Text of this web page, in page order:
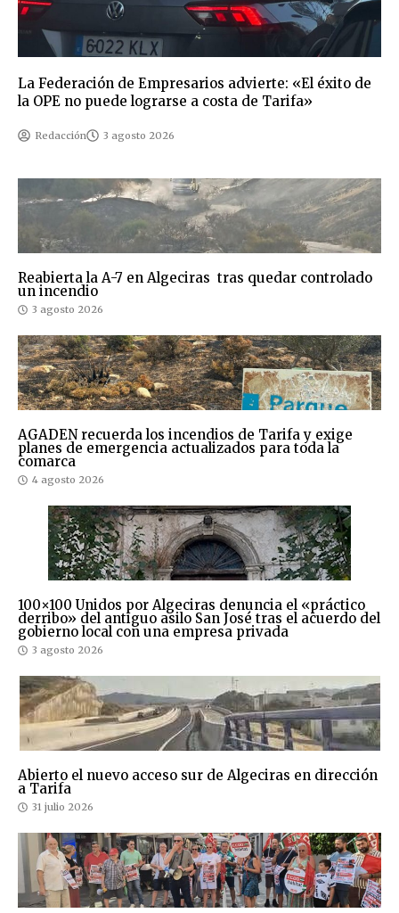
La Federación de Empresarios advierte: «El éxito de
la OPE no puede lograrse a costa de Tarifa»
Redacción 3 agosto 2026
Reabierta la A-7 en Algeciras tras quedar controlado
un incendio
3 agosto 2026
AGADEN recuerda los incendios de Tarifa y exige
planes de emergencia actualizados para toda la
comarca
4 agosto 2026
100×100 Unidos por Algeciras denuncia el «práctico
derribo» del antiguo asilo San José tras el acuerdo del
gobierno local con una empresa privada
3 agosto 2026
Abierto el nuevo acceso sur de Algeciras en dirección
a Tarifa
31 julio 2026